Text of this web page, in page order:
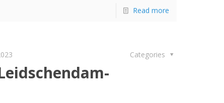
Read more
Categories